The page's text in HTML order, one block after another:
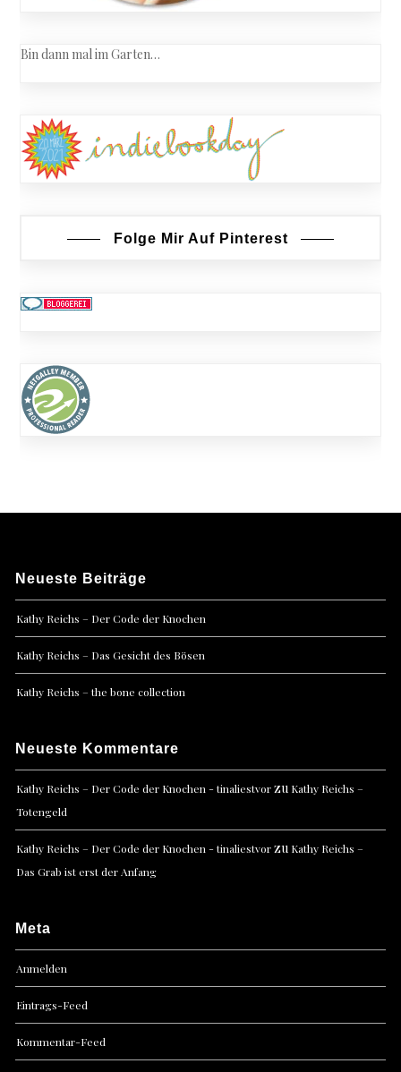
Bin dann mal im Garten…
Folge Mir Auf Pinterest
Neueste Beiträge
Kathy Reichs – Der Code der Knochen
Kathy Reichs – Das Gesicht des Bösen
Kathy Reichs – the bone collection
Neueste Kommentare
Kathy Reichs – Der Code der Knochen - tinaliestvorzu Kathy Reichs –
Totengeld
Kathy Reichs – Der Code der Knochen - tinaliestvorzu Kathy Reichs –
Das Grab ist erst der Anfang
Meta
Anmelden
Eintrags-Feed
Kommentar-Feed